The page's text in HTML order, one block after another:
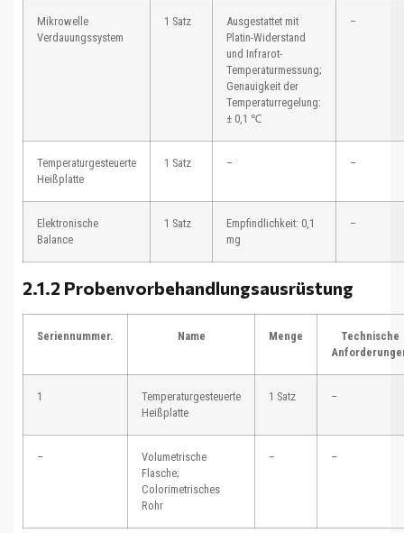
Mikrowelle
Verdauungssystem
1 Satz
Ausgestattet mit
Platin-Widerstand
und Infrarot-
Temperaturmessung;
Genauigkeit der
Temperaturregelung:
± 0,1 ℃
–
Temperaturgesteuerte
Heißplatte
1 Satz – –
Elektronische
Balance
1 Satz
Empfindlichkeit: 0,1
mg
–
2.1.2 Probenvorbehandlungsausrüstung
Seriennummer. Name Menge
Technische
1
Temperaturgesteuerte
Heißplatte
1 Satz –
–
Volumetrische
Flasche;
Colorimetrisches
Rohr
– –